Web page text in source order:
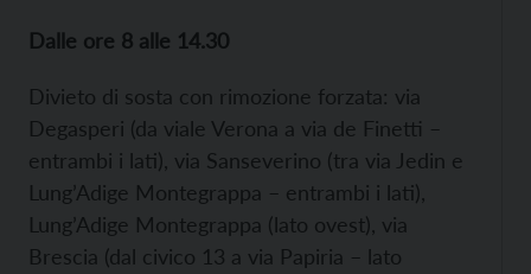
Dalle ore 8 alle 14.30
Divieto di sosta con rimozione forzata: via
Degasperi (da viale Verona a via de Finetti –
entrambi i lati), via Sanseverino (tra via Jedin e
Lung’Adige Montegrappa – entrambi i lati),
Lung’Adige Montegrappa (lato ovest), via
Brescia (dal civico 13 a via Papiria – lato